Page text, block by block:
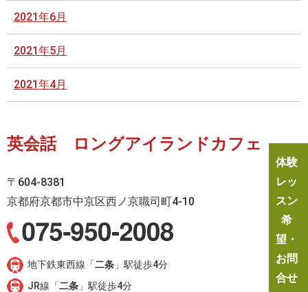
2021年6月
2021年5月
2021年4月
英会話 ロングアイランドカフェ
〒604-8381
京都府京都市中京区西ノ京職司町4-10
地下鉄東西線「二条 」駅徒歩4分
JR線「二条 」駅徒歩4分
体験
レッ
スン
希
望・
お問
合せ